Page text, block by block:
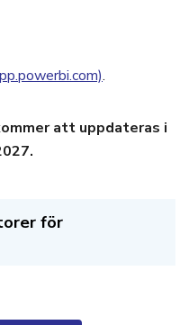
.
att uppdateras i
för